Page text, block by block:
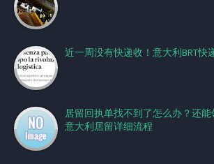
近一周没有快递收！意大利BRT快
居留回执单找不到了怎么办？还
意大利居留详细流程